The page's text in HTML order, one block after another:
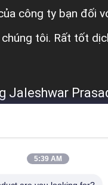
công ty bạn đối
án của chúng tôi. Rất
Jaleshwar
5:39 AM